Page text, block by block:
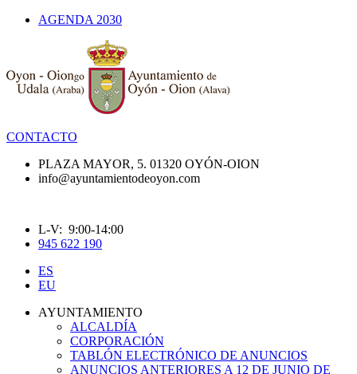
AGENDA 2030
CONTACTO
PLAZA MAYOR, 5. 01320 OYÓN-OION
info@ayuntamientodeoyon.com
L-V: 9:00-14:00
945 622 190
ES
EU
AYUNTAMIENTO
ALCALDÍA
CORPORACIÓN
TABLÓN ELECTRÓNICO DE ANUNCIOS
ANUNCIOS ANTERIORES A 12 DE JUNIO DE